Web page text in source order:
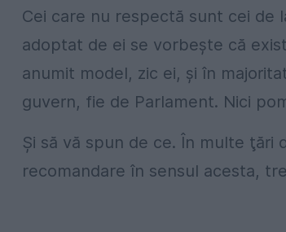
Cei care nu respectă sunt cei de
adoptat de ei se vorbeşte că
anumit model, zic ei, şi în
guvern, fie de Parlament. Nici
Şi să vă spun de ce. În multe ţări
recomandare în sensul acesta,